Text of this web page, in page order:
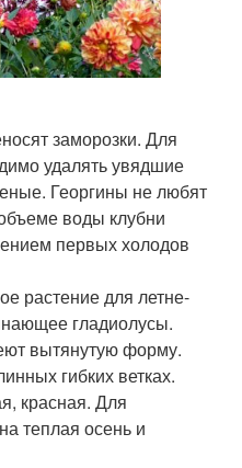
заморозки. Для
удалять увядшие
Георгины не любят
воды клубни
первых холодов
растение для летне-
гладиолусы.
вытянутую форму.
гибких ветках.
красная. Для
теплая осень и